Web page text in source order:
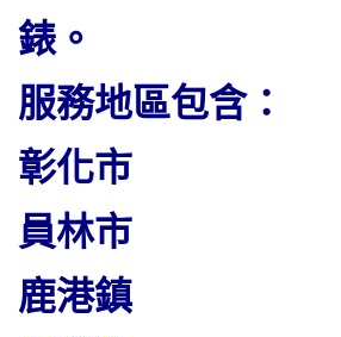
錶。
服務地區包含：
彰化市
員林市
鹿港鎮